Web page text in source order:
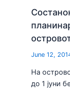
June 12,
На
до 1 јуни